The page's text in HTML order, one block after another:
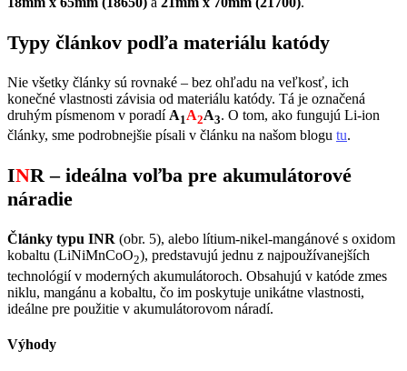
Typy článkov podľa materiálu katódy
Nie všetky články sú rovnaké – bez ohľadu na veľkosť, ich
konečné vlastnosti závisia od materiálu katódy. Tá je označená
druhým písmenom v poradí A1A2A3. O tom, ako fungujú Li-ion
články, sme podrobnejšie písali v článku na našom blogu tu.
INR – ideálna voľba pre akumulátorové
náradie
Články typu INR (obr. 5), alebo lítium-nikel-mangánové s oxidom
kobaltu (LiNiMnCoO2), predstavujú jednu z najpoužívanejších
technológií v moderných akumulátoroch. Obsahujú v katóde zmes
niklu, mangánu a kobaltu, čo im poskytuje unikátne vlastnosti,
ideálne pre použitie v akumulátorovom náradí.
Výhody